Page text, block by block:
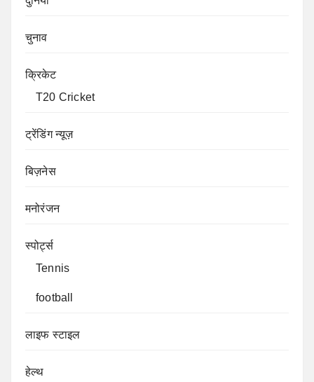
चुनाव
क्रिकेट
T20 Cricket
ट्रेंडिंग न्यूज़
बिज़नेस
मनोरंजन
स्पोर्ट्स
Tennis
football
लाइफ स्टाइल
हेल्थ